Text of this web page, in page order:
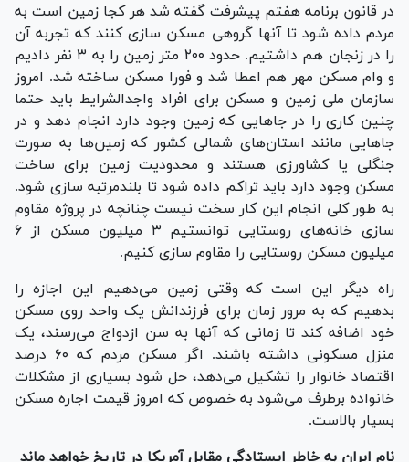
در قانون برنامه هفتم پیشرفت گفته شد هر کجا زمین است به
مردم داده شود تا آنها گروهی مسکن سازی کنند که تجربه آن
را در زنجان هم داشتیم. حدود ۲۰۰ متر زمین را به ۳ نفر دادیم
و وام مسکن مهر هم اعطا شد و فورا مسکن ساخته شد. امروز
سازمان ملی زمین و مسکن برای افراد واجدالشرایط باید حتما
چنین کاری را در جا‌هایی که زمین وجود دارد انجام دهد و در
جا‌هایی مانند استان‌های شمالی کشور که زمین‌ها به صورت
جنگلی یا کشاورزی هستند و محدودیت زمین برای ساخت
مسکن وجود دارد باید تراکم داده شود تا بلندمرتبه سازی شود.
به طور کلی انجام این کار سخت نیست چنانچه در پروژه مقاوم
سازی خانه‌های روستایی توانستیم ۳ میلیون مسکن از ۶
میلیون مسکن روستایی را مقاوم سازی کنیم.
راه دیگر این است که وقتی زمین می‌دهیم این اجازه را
بدهیم که به مرور زمان برای فرزندانش یک واحد روی مسکن
خود اضافه کند تا زمانی که آنها به سن ازدواج می‌رسند، یک
منزل مسکونی داشته باشند. اگر مسکن مردم که ۶۰ درصد
اقتصاد خانوار را تشکیل می‌دهد، حل شود بسیاری از مشکلات
خانواده برطرف می‌شود به خصوص که امروز قیمت اجاره مسکن
بسیار بالاست.
نام ایران به خاطر ایستادگی مقابل آمریکا در تاریخ خواهد ماند